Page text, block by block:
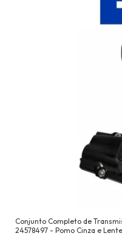
Conjunto Completo de
24578497 - Pomo Cinza e